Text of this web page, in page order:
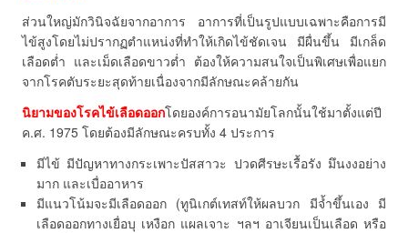
ส่วนใหญ่มักวินิจฉัยจากอาการ อาการที่เป็นรูปแบบเฉพาะคือการมี
ไข้สูงโดยไม่ปรากฏตำแหน่งที่ทำให้เกิดไข้ชัดเจน มีผื่นขึ้น มีเกล็ด
เลือดต่ำ และเม็ดเลือดขาวต่ำ ต้องให้ความสนใจเป็นพิเศษเพื่อแยก
จากโรคตับระยะสุดท้ายเนื่องจากมีลักษณะคล้ายกัน
นิยามของโรคไข้เลือดออกโดยองค์การอนามัยโลกนั้นใช้มาตั้งแต่ปี
ค.ศ. 1975 โดยต้องมีลักษณะครบทั้ง 4 ประการ
มีไข้ มีปัญหาทางกระเพาะปัสสาวะ ปวดศีรษะเรื้อรัง มึนงงอย่าง
มาก และเบื่ออาหาร
มีแนวโน้มจะมีเลือดออก (ทูนิเกต์เทสท์ให้ผลบวก มีจ้ำขึ้นเอง มี
เลือดออกทางเยื่อบุ เหงือก แผลเจาะ ฯลฯ อาเจียนเป็นเลือด หรือ